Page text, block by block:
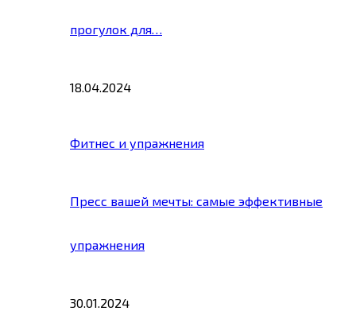
прогулок для…
18.04.2024
Фитнес и упражнения
Пресс вашей мечты: самые эффективные
упражнения
30.01.2024